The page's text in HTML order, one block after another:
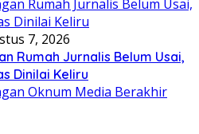
7, 2026
Rumah Jurnalis Belum Usai,
Dinilai Keliru